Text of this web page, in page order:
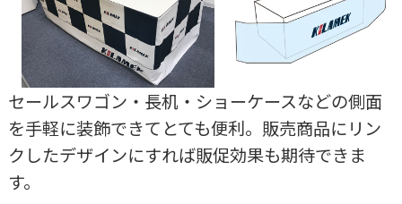
セールスワゴン・長机・ショーケースなどの側面
を手軽に装飾できてとても便利。販売商品にリン
クしたデザインにすれば販促効果も期待できま
す。